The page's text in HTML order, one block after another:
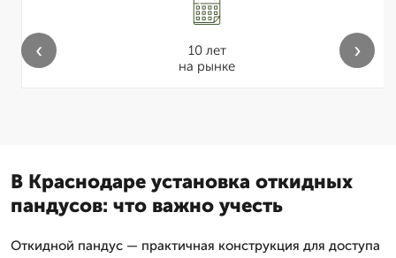
10 лет
на рынке
‹ ›
В Краснодаре установка откидных
пандусов: что важно учесть
Откидной пандус — практичная конструкция для доступа